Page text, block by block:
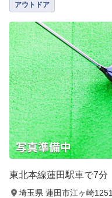
アウトドア
東北本線蓮田駅車で7分
埼玉県 蓮田市江ヶ崎1251